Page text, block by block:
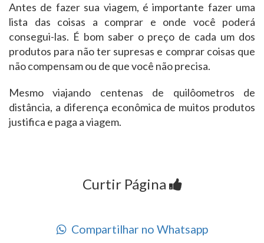
Antes de fazer sua viagem, é importante fazer uma
lista das coisas a comprar e onde você poderá
consegui-las. É bom saber o preço de cada um dos
produtos para não ter supresas e comprar coisas que
não compensam ou de que você não precisa.
Mesmo viajando centenas de quilôometros de
distância, a diferença econômica de muitos produtos
justifica e paga a viagem.
Curtir Página
Compartilhar no Whatsapp